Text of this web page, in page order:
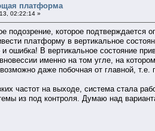
платформа
02:22:14 »
которое подтверждается
платформу в вертикальное
ошибка! В вертикальное состояние
именно на том угле, на
даже побочная от главной,
частот на выходе, система стала
из под контроля. Думаю над